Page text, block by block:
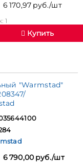
6 170,97 руб./шт
1
Купить
"Warmstad"
6 790,00 руб./шт